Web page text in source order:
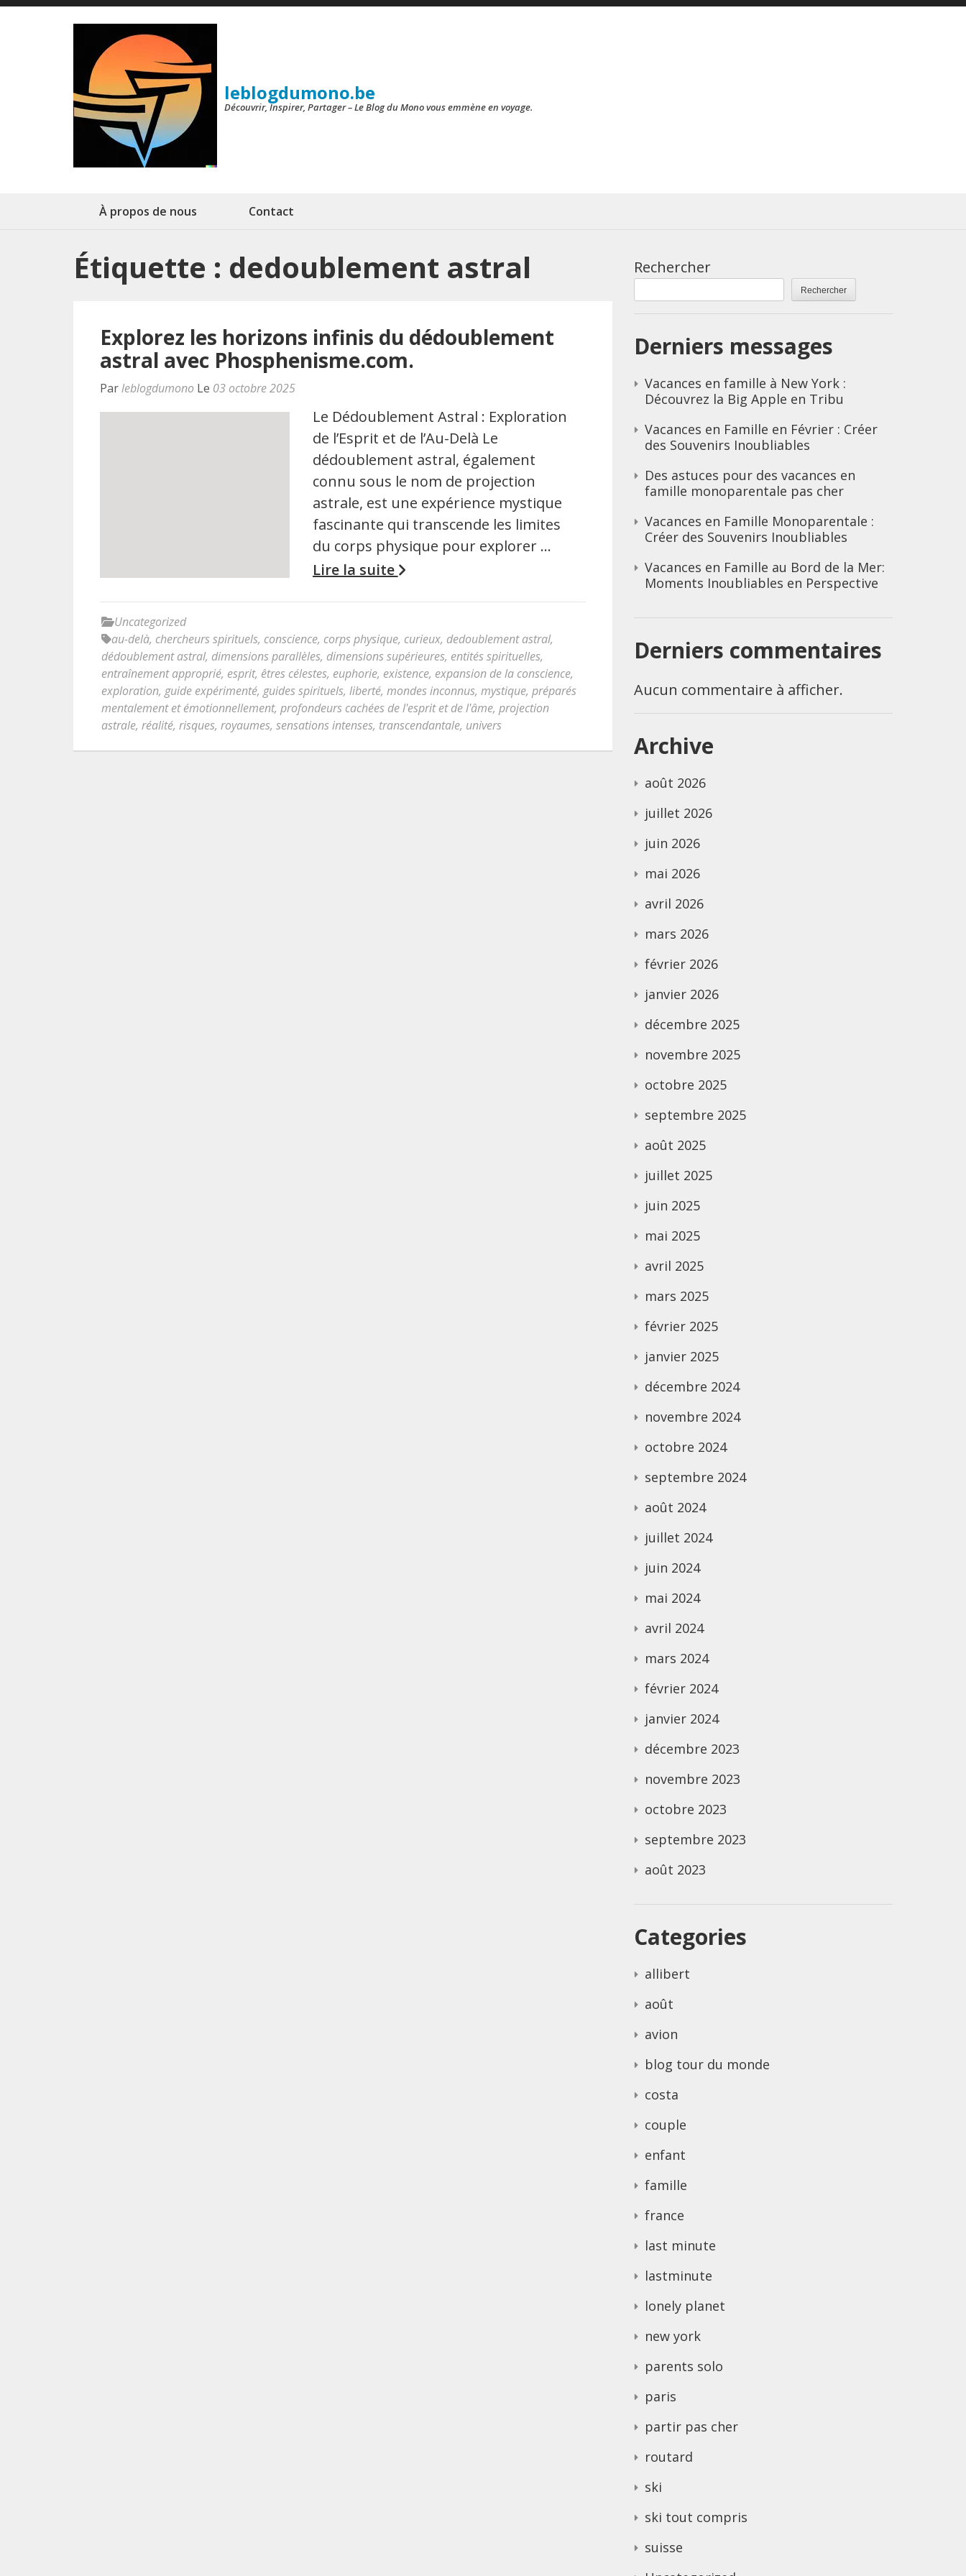
Aller
leblogdumono.be
Découvrir, Inspirer, Partager – Le Blog du Mono vous emmène en voyage.
À propos de nous Contact
Étiquette : dedoublement astral
Explorez les horizons infinis du dédoublement
astral avec Phosphenisme.com.
Parleblogdumono Le 03 octobre 2025
Le Dédoublement Astral : Exploration
de l’Esprit et de l’Au-Delà Le
dédoublement astral, également
connu sous le nom de projection
astrale, est une expérience mystique
fascinante qui transcende les limites
du corps physique pour explorer …
Lire la suite
Uncategorized
au-delà, chercheurs spirituels, conscience, corps physique, curieux, dedoublement astral,
dédoublement astral, dimensions parallèles, dimensions supérieures, entités spirituelles,
entraînement approprié, esprit, êtres célestes, euphorie, existence, expansion de la conscience,
exploration, guide expérimenté, guides spirituels, liberté, mondes inconnus, mystique, préparés
mentalement et émotionnellement, profondeurs cachées de l'esprit et de l'âme, projection
astrale, réalité, risques, royaumes, sensations intenses, transcendantale, univers
Rechercher
Rechercher
Derniers messages
Vacances en famille à New York :
Découvrez la Big Apple en Tribu
Vacances en Famille en Février : Créer
des Souvenirs Inoubliables
Des astuces pour des vacances en
famille monoparentale pas cher
Vacances en Famille Monoparentale :
Créer des Souvenirs Inoubliables
Vacances en Famille au Bord de la Mer:
Moments Inoubliables en Perspective
Derniers commentaires
Aucun commentaire à afficher.
Archive
août 2026
juillet 2026
juin 2026
mai 2026
avril 2026
mars 2026
février 2026
janvier 2026
décembre 2025
novembre 2025
octobre 2025
septembre 2025
août 2025
juillet 2025
juin 2025
mai 2025
avril 2025
mars 2025
février 2025
janvier 2025
décembre 2024
novembre 2024
octobre 2024
septembre 2024
août 2024
juillet 2024
juin 2024
mai 2024
avril 2024
mars 2024
février 2024
janvier 2024
décembre 2023
novembre 2023
octobre 2023
septembre 2023
août 2023
Categories
allibert
août
avion
blog tour du monde
costa
couple
enfant
famille
france
last minute
lastminute
lonely planet
new york
parents solo
paris
partir pas cher
routard
ski
ski tout compris
suisse